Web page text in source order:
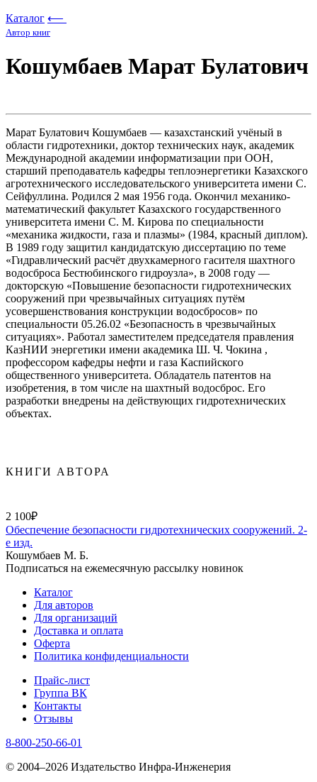
Каталог ⟵
Автор книг
Кошумбаев Марат Булатович
Марат Булатович Кошумбаев — казахстанский учёный в
области гидротехники, доктор технических наук, академик
Международной академии информатизации при ООН,
старший преподаватель кафедры теплоэнергетики Казахского
агротехнического исследовательского университета имени С.
Сейфуллина. Родился 2 мая 1956 года. Окончил механико-
математический факультет Казахского государственного
университета имени С. М. Кирова по специальности
«механика жидкости, газа и плазмы» (1984, красный диплом).
В 1989 году защитил кандидатскую диссертацию по теме
«Гидравлический расчёт двухкамерного гасителя шахтного
водосброса Бестюбинского гидроузла», в 2008 году —
докторскую «Повышение безопасности гидротехнических
сооружений при чрезвычайных ситуациях путём
усовершенствования конструкции водосбросов» по
специальности 05.26.02 «Безопасность в чрезвычайных
ситуациях». Работал заместителем председателя правления
КазНИИ энергетики имени академика Ш. Ч. Чокина ,
профессором кафедры нефти и газа Каспийского
общественного университета. Обладатель патентов на
изобретения, в том числе на шахтный водосброс. Его
разработки внедрены на действующих гидротехнических
объектах.
КНИГИ АВТОРА
2 100₽
Обеспечение безопасности гидротехнических сооружений. 2-
е изд.
Кошумбаев М. Б.
Подписаться на ежемесячную рассылку новинок
Каталог
Для авторов
Для организаций
Доставка и оплата
Оферта
Политика конфиденциальности
Прайс-лист
Группа ВК
Контакты
Отзывы
8-800-250-66-01
© 2004–2026 Издательство Инфра-Инженерия